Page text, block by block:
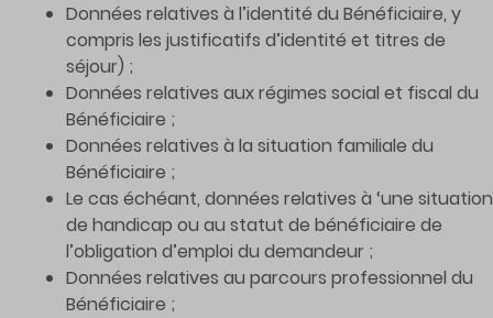
Données relatives à l’identité du Bénéficiaire, y
compris les justificatifs d’identité et titres de
séjour) ;
Données relatives aux régimes social et fiscal du
Bénéficiaire ;
Données relatives à la situation familiale du
Bénéficiaire ;
Le cas échéant, données relatives à ‘une situation
de handicap ou au statut de bénéficiaire de
l’obligation d’emploi du demandeur ;
Données relatives au parcours professionnel du
Bénéficiaire ;